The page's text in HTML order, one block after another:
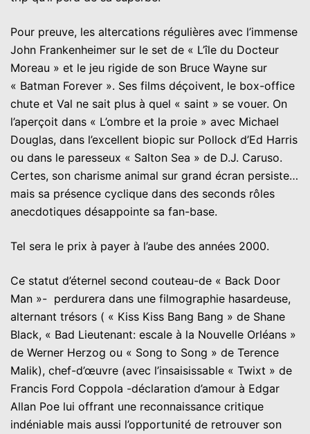
Pour preuve, les altercations régulières avec l’immense
John Frankenheimer sur le set de « L’île du Docteur
Moreau » et le jeu rigide de son Bruce Wayne sur
« Batman Forever ». Ses films déçoivent, le box-office
chute et Val ne sait plus à quel « saint » se vouer. On
l’aperçoit dans « L’ombre et la proie » avec Michael
Douglas, dans l’excellent biopic sur Pollock d’Ed Harris
ou dans le paresseux « Salton Sea » de D.J. Caruso.
Certes, son charisme animal sur grand écran persiste…
mais sa présence cyclique dans des seconds rôles
anecdotiques désappointe sa fan-base.
Tel sera le prix à payer à l’aube des années 2000.
Ce statut d’éternel second couteau-de « Back Door
Man »- perdurera dans une filmographie hasardeuse,
alternant trésors ( « Kiss Kiss Bang Bang » de Shane
Black, « Bad Lieutenant: escale à la Nouvelle Orléans »
de Werner Herzog ou « Song to Song » de Terence
Malik), chef-d’œuvre (avec l’insaisissable « Twixt » de
Francis Ford Coppola -déclaration d’amour à Edgar
Allan Poe lui offrant une reconnaissance critique
indéniable mais aussi l’opportunité de retrouver son